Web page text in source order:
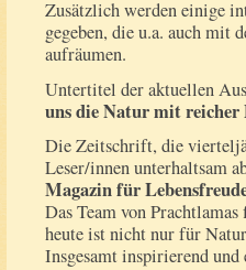
Zusätzlich werden einige
gegeben, die u.a. auch mit
aufräumen.
Untertitel der aktuellen
uns die Natur mit reicher
Die Zeitschrift, die
Leser/innen unterhaltsam
Magazin für
Das Team von
heute ist nicht nur für
Insgesamt inspirierend